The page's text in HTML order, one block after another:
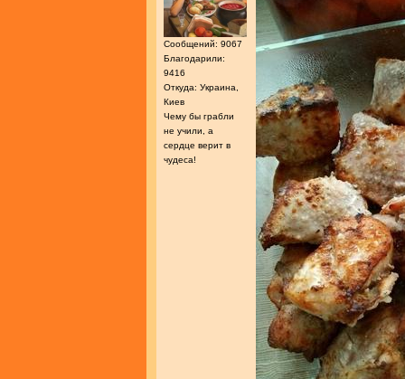
Сообщений: 9067
Благодарили:
9416
Откуда: Украина,
Киев
Чему бы грабли
не учили, а
сердце верит в
чудеса!